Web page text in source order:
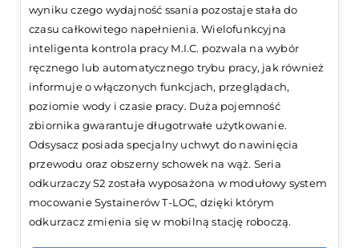
wyniku czego wydajność ssania pozostaje stała do
czasu całkowitego napełnienia. Wielofunkcyjna
inteligenta kontrola pracy M.I.C. pozwala na wybór
ręcznego lub automatycznego trybu pracy, jak również
informuje o włączonych funkcjach, przeglądach,
poziomie wody i czasie pracy. Duża pojemność
zbiornika gwarantuje długotrwałe użytkowanie.
Odsysacz posiada specjalny uchwyt do nawinięcia
przewodu oraz obszerny schowek na wąż. Seria
odkurzaczy S2 została wyposażona w modułowy system
mocowanie Systainerów T-LOC, dzięki którym
odkurzacz zmienia się w mobilną stację roboczą.